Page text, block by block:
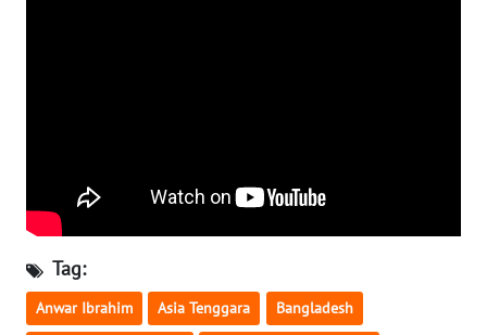
Tag:
Anwar Ibrahim Asia Tenggara Bangladesh
SERAMBI
WN
JAMBI